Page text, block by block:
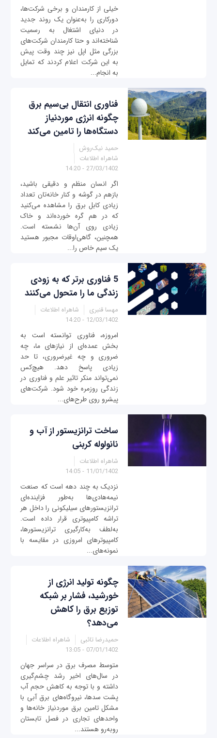
خیلی از کارمندان و برخی شرکت‌ها،
دورکاری را به‌عنوان یک روند جدید
در دنیای اشتغال به رسمیت
شناخته‌اند و حتا کارمندان شرکت‌های
بزرگی مثل اپل نیز چند وقت پیش
به این شرکت اعلام کردند که تمایل
به انجام...
فناوری انتقال بی‌سیم برق
چگونه انرژی موردنیاز
دستگاه‌ها را تامین می‌کند
حمید نیک‌روش
شاهراه اطلاعات
27/03/1402 - 14:20
اگر انسان منظم و دقیقی باشید،
بازهم در گوشه و کنار خانه‌تان تعداد
زیادی کابل برق را مشاهده می‌کنید
که در هم گره خورده‌اند و خاک
زیادی روی آن‌ها نشسته است.
همچنین، گاهی‌اوقات مجبور هستید
یک سیم خاص را...
5 فناوری برتر که به زودی
زندگی ما را متحول می‌کنند
مهسا قنبری
شاهراه اطلاعات
12/03/1402 - 14:20
امروزه، فناوری‌ توانسته است به
بخش عمده‌ای از نیازهای ما، چه
ضروری و چه غیرضروری، تا حد
زیادی پاسخ دهد. هیچ‌کس
نمی‌تواند منکر تاثیر علم و فناوری در
زندگی روزمره خود شود. شرکت‌های
پیشرو روی طرح‌های...
ساخت ترانزیستور از آب و
نانولوله کربنی
شاهراه اطلاعات
11/01/1402 - 14:05
نزدیک به چند دهه است که صنعت
نیمه‌هادی‌ها به‌طور فزاینده‌ای
ترانزیستورهای سیلیکونی را داخل هر
تراشه کامپیوتری قرار داده است.
به‌لطف به‌کارگیری ترانزیستورها،
کامپیوترهای امروزی در مقایسه با
نمونه‌های...
چگونه تولید انرژی از
خورشید، فشار بر شبکه
توزیع برق را کاهش
می‌دهد؟
حمیدرضا تائبی
شاهراه اطلاعات
07/01/1402 - 13:05
متوسط مصرف برق در سراسر جهان
در سال‌های اخیر رشد چشم‌گیری
داشته و با توجه به کاهش حجم آب
پشت سدها، نیروگاه‌های برق آبی با
مشکل تامین برق موردنیاز خانه‌ها و
واحدهای تجاری در فصل تابستان
روبه‌رو هستند...